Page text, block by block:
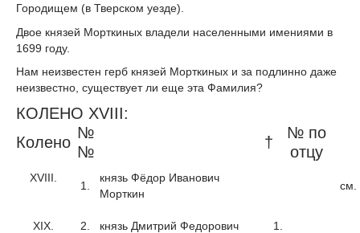
Городищем (в Тверском уезде).
Двое князей Морткиных владели населенными имениями в
1699 году.
Нам неизвестен герб князей Морткиных и за подлинно даже
неизвестно, существует ли еще эта Фамилия?
КОЛЕНО XVIII:
Колено
№
№
†
№ по
отцу
XVIII.
1.
князь Фёдор Иванович
Морткин
см.
XIX. 2. князь Дмитрий Федорович 1.